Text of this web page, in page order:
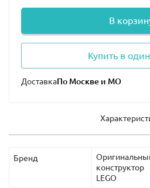
который может
Размеры Халкбастера в
В
Купить в
Доставка
Бренд
конструктор
LEGO